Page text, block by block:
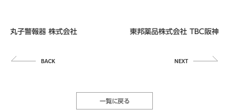
丸子警報器 株式会社
一覧に戻る
東邦薬品株式会社 TBC阪神